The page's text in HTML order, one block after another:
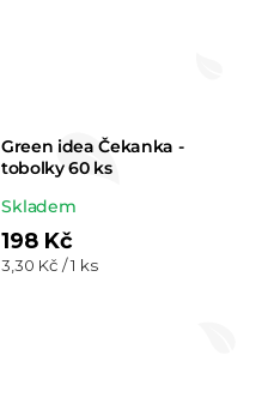
Green idea Čekanka -
tobolky 60 ks
Průměrné
hodnocení
produktu
Skladem
198 Kč
Měrná
3,30 Kč / 1 ks